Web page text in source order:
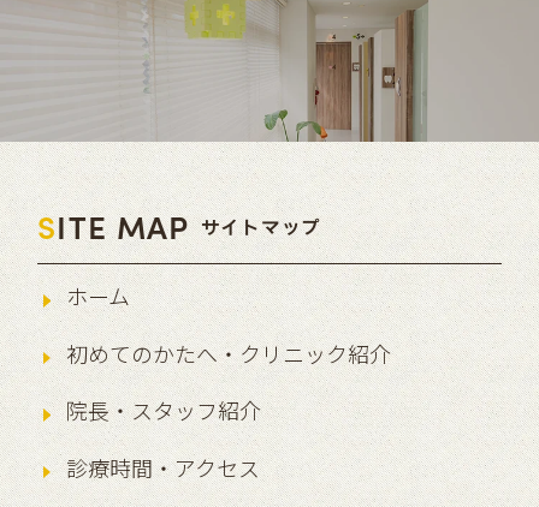
SITE MAP サイトマップ
ホーム
初めてのかたへ・クリニック紹介
院長・スタッフ紹介
診療時間・アクセス